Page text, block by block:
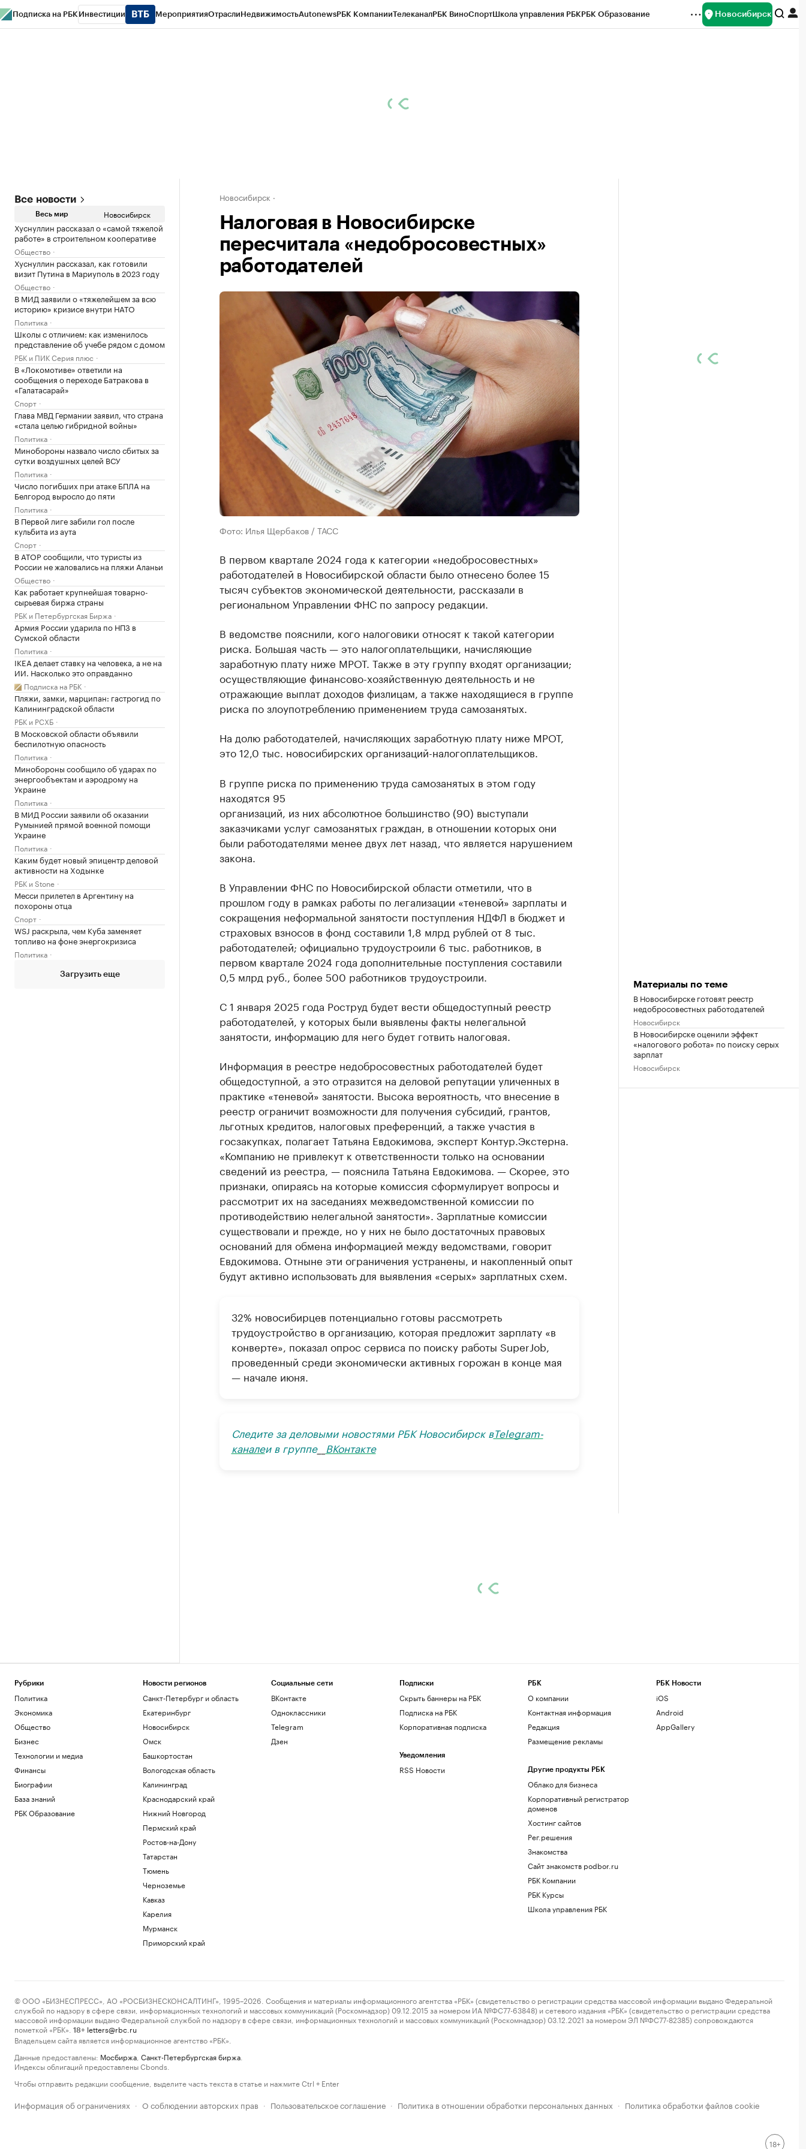
Подписка на РБК Инвестиции МероприятияОтраслиНедвижимостьAutonewsРБК КомпанииТелеканалРБК ВиноСпортШкола управления РБКРБК Образование Новосибирск
Все новости
Весь мир Новосибирск
Хуснуллин рассказал о «самой тяжелой
работе» в строительном кооперативе
Общество
Хуснуллин рассказал, как готовили
визит Путина в Мариуполь в 2023 году
Общество
В МИД заявили о «тяжелейшем за всю
историю» кризисе внутри НАТО
Политика
Школы с отличием: как изменилось
представление об учебе рядом с домом
РБК и ПИК Серия плюс
В «Локомотиве» ответили на
сообщения о переходе Батракова в
«Галатасарай»
Спорт
Глава МВД Германии заявил, что страна
«стала целью гибридной войны»
Политика
Минобороны назвало число сбитых за
сутки воздушных целей ВСУ
Политика
Число погибших при атаке БПЛА на
Белгород выросло до пяти
Политика
В Первой лиге забили гол после
кульбита из аута
Спорт
В АТОР сообщили, что туристы из
России не жаловались на пляжи Аланьи
Общество
Как работает крупнейшая товарно-
сырьевая биржа страны
РБК и Петербургская Биржа
Армия России ударила по НПЗ в
Сумской области
Политика
IKEA делает ставку на человека, а не на
ИИ. Насколько это оправданно
Подписка на РБК
Пляжи, замки, марципан: гастрогид по
Калининградской области
РБК и РСХБ
В Московской области объявили
беспилотную опасность
Политика
Минобороны сообщило об ударах по
энергообъектам и аэродрому на
Украине
Политика
В МИД России заявили об оказании
Румынией прямой военной помощи
Украине
Политика
Каким будет новый эпицентр деловой
активности на Ходынке
РБК и Stone
Месси прилетел в Аргентину на
похороны отца
Спорт
WSJ раскрыла, чем Куба заменяет
топливо на фоне энергокризиса
Политика
Загрузить еще
Новосибирск
Налоговая в Новосибирске
пересчитала «недобросовестных»
работодателей
Фото: Илья Щербаков / ТАСС
В первом квартале 2024 года к категории «недобросовестных»
работодателей в Новосибирской области было отнесено более 15
тысяч субъектов экономической деятельности, рассказали в
региональном Управлении ФНС по запросу редакции.
В ведомстве пояснили, кого налоговики относят к такой категории
риска. Большая часть — это налогоплательщики, начисляющие
заработную плату ниже МРОТ. Также в эту группу входят организации;
осуществляющие финансово-хозяйственную деятельность и не
отражающие выплат доходов физлицам, а также находящиеся в группе
риска по злоупотреблению применением труда самозанятых.
На долю работодателей, начисляющих заработную плату ниже МРОТ,
это 12,0 тыс. новосибирских организаций-налогоплательщиков.
В группе риска по применению труда самозанятых в этом году
находятся 95
организаций, из них абсолютное большинство (90) выступали
заказчиками услуг самозанятых граждан, в отношении которых они
были работодателями менее двух лет назад, что является нарушением
закона.
В Управлении ФНС по Новосибирской области отметили, что в
прошлом году в рамках работы по легализации «теневой» зарплаты и
сокращения неформальной занятости поступления НДФЛ в бюджет и
страховых взносов в фонд составили 1,8 млрд рублей от 8 тыс.
работодателей; официально трудоустроили 6 тыс. работников, в
первом квартале 2024 года дополнительные поступления составили
0,5 млрд руб., более 500 работников трудоустроили.
С 1 января 2025 года Роструд будет вести общедоступный реестр
работодателей, у которых были выявлены факты нелегальной
занятости, информацию для него будет готвить налоговая.
Информация в реестре недобросовестных работодателей будет
общедоступной, а это отразится на деловой репутации уличенных в
практике «теневой» занятости. Высока вероятность, что внесение в
реестр ограничит возможности для получения субсидий, грантов,
льготных кредитов, налоговых преференций, а также участия в
госзакупках, полагает Татьяна Евдокимова, эксперт Контур.Экстерна.
«Компанию не привлекут к ответственности только на основании
сведений из реестра, — пояснила Татьяна Евдокимова. — Скорее, это
признаки, опираясь на которые комиссия сформулирует вопросы и
рассмотрит их на заседаниях межведомственной комиссии по
противодействию нелегальной занятости». Зарплатные комиссии
существовали и прежде, но у них не было достаточных правовых
оснований для обмена информацией между ведомствами, говорит
Евдокимова. Отныне эти ограничения устранены, и накопленный опыт
будут активно использовать для выявления «серых» зарплатных схем.
32% новосибирцев потенциально готовы рассмотреть
трудоустройство в организацию, которая предложит зарплату «в
конверте», показал опрос сервиса по поиску работы SuperJob,
проведенный среди экономически активных горожан в конце мая
— начале июня.
Следите за деловыми новостями РБК Новосибирск вTelegram-
каналеи в группе__ ВКонтакте
Материалы по теме
В Новосибирске готовят реестр
недобросовестных работодателей
Новосибирск
В Новосибирске оценили эффект
«налогового робота» по поиску серых
зарплат
Новосибирск
Рубрики
Политика
Экономика
Общество
Бизнес
Технологии и медиа
Финансы
Биографии
База знаний
РБК Образование
Новости регионов
Санкт-Петербург и область
Екатеринбург
Новосибирск
Омск
Башкортостан
Вологодская область
Калининград
Краснодарский край
Нижний Новгород
Пермский край
Ростов-на-Дону
Татарстан
Тюмень
Черноземье
Кавказ
Карелия
Мурманск
Приморский край
Социальные сети
ВКонтакте
Одноклассники
Telegram
Дзен
Подписки
Скрыть баннеры на РБК
Подписка на РБК
Корпоративная подписка
Уведомления
RSS Новости
РБК
О компании
Контактная информация
Редакция
Размещение рекламы
Другие продукты РБК
Облако для бизнеса
Корпоративный регистратор
доменов
Хостинг сайтов
Рег.решения
Знакомства
Сайт знакомств podbor.ru
РБК Компании
РБК Курсы
Школа управления РБК
РБК Новости
iOS
Android
AppGallery
© ООО «БИЗНЕСПРЕСС», АО «РОСБИЗНЕСКОНСАЛТИНГ», 1995–2026. Сообщения и материалы информационного агентства «РБК» (свидетельство о регистрации средства массовой информации выдано Федеральной
службой по надзору в сфере связи, информационных технологий и массовых коммуникаций (Роскомнадзор) 09.12.2015 за номером ИА №ФС77-63848) и сетевого издания «РБК» (свидетельство о регистрации средства
массовой информации выдано Федеральной службой по надзору в сфере связи, информационных технологий и массовых коммуникаций (Роскомнадзор) 03.12.2021 за номером ЭЛ №ФС77-82385) сопровождаются
пометкой «РБК».
18+ letters@rbc.ru
Владельцем сайта является информационное агентство «РБК».
Данные предоставлены: Мосбиржа Санкт-Петербургская биржа
Индексы облигаций предоставлены Cbonds.
Чтобы отправить редакции сообщение, выделите часть текста в статье и нажмите Ctrl + Enter
Информация об ограничениях · О соблюдении авторских прав · Пользовательское соглашение · Политика в отношении обработки персональных данных · Политика обработки файлов cookie
18+